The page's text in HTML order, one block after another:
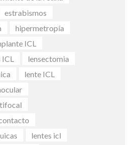
estrabismos
hipermetropía
ICL
ICL
lensectomia
lente ICL
lentes icl